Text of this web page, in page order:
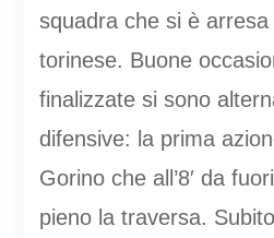
squadra che si è
torinese. Buone
finalizzate si sono
difensive: la prima
Gorino che all’8′ da
pieno la traversa.